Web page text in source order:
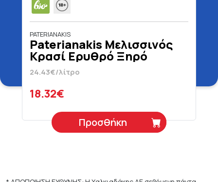
PATERIANAKIS
Paterianakis Μελισσινός
Κρασί Ερυθρό Ξηρό
Βιολογικό 750 ml
24.43€/λίτρο
18.32€
Προσθήκη